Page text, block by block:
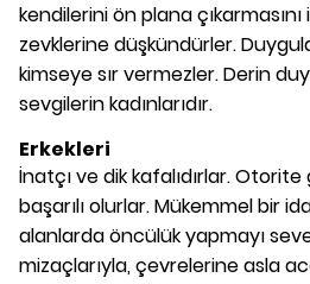
kendilerini ön plana
zevklerine düşkündürler.
kimseye sır vermezler. Derin
sevgilerin kadınlarıdır.
Erkekleri
İnatçı ve dik kafalıdırlar.
başarılı olurlar. Mükemmel bir
alanlarda öncülük yapmayı
mizaçlarıyla, çevrelerine asla